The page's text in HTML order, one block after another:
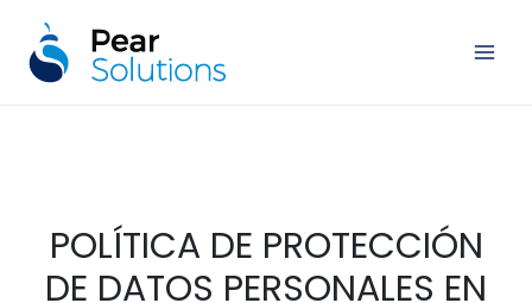
contenido
POLÍTICA DE PROTECCIÓN
DE DATOS PERSONALES EN